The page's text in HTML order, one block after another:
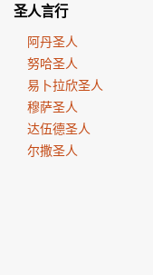
圣人言行
阿丹圣人
努哈圣人
易卜拉欣圣人
穆萨圣人
达伍德圣人
尔撒圣人